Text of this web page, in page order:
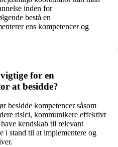
inden for
bestå en
ens kompetencer og
for en
at besidde?
besidde kompetencer såsom
risici, kommunikere effektivt
kendskab til relevant
i stand til at implementere og